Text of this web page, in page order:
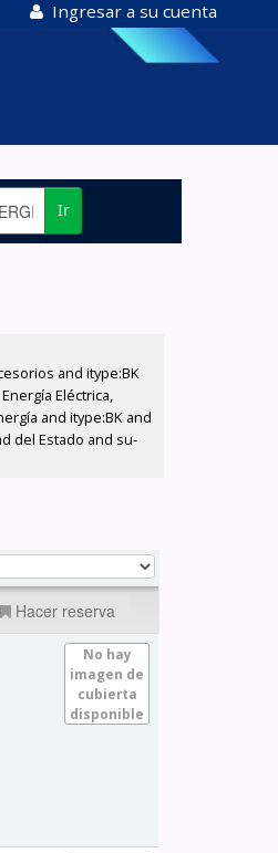
Ingresar a su cuenta
Ir
and itype:BK
Eléctrica,
and itype:BK and
del Estado and su-
Hacer reserva
No hay
imagen de
cubierta
disponible